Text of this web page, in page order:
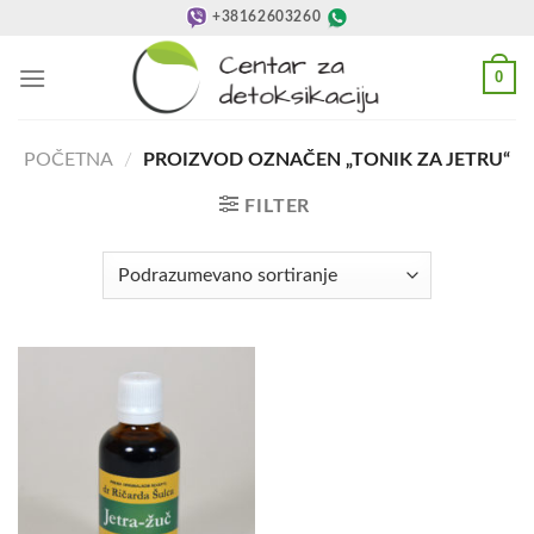
sadržaj
+38162603260
0
POČETNA / PROIZVOD OZNAČEN „TONIK ZA JETRU“
FILTER